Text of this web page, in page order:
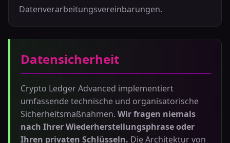
Datenverarbeitungsvereinbarungen.
Datensicherheit
Crypto Ledger Advanced implementiert
umfassende technische und organisatorische
Sicherheitsmaßnahmen. Wir fragen niemals
nach Ihrer Wiederherstellungsphrase oder
Ihren privaten Schlüsseln. Die Architektur von